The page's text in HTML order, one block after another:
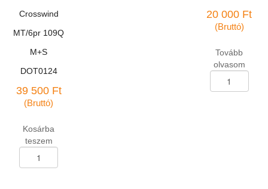
Crosswind
MT/6pr 109Q
M+S
DOT0124
39 500 Ft
(Bruttó)
Kosárba
teszem
abroncs
20 000 Ft
(Bruttó)
Tovább
olvasom
abroncs